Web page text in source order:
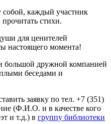
каждый участник
стихи.
для ценителей
настоящего момента!
большой дружной компанией
беседами и
заявку по тел. +7 (351)
(Ф.И.О. и в качестве кого
и т.д.) в группу библиотеки